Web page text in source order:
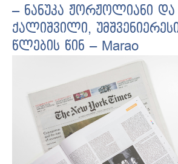
– ნანუკა ჟორჟოლიანი და
ქალიშვილი,
წლების წინ – Marao